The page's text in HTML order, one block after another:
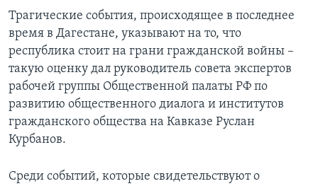
поискДИСКУССИЯ VOA
ДЕТАЛИ
НЬЮ-ЙОРК NEW YORK
АМЕРИКА. БОЛЬШОЕ ПУТЕШЕСТВИЕ
АРТЕФАКТЫ
АМЕРИКАНСКИЕ ГОРОДКИ
ТЕСТЫ
ЗА СВОБОДУ ПРЕССЫ
УЧИМ АНГЛИЙСКИЙ
ВИДЕО
ПОДПИСКА НА НОВОСТИ
Learning English
Трагические события, происходящее в последнее
время в Дагестане, указывают на то, что
республика стоит на грани гражданской войны –
такую оценку дал руководитель совета экспертов
рабочей группы Общественной палаты РФ по
развитию общественного диалога и институтов
гражданского общества на Кавказе Руслан
Курбанов.
Среди событий, которые свидетельствуют о